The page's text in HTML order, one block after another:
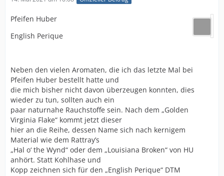
Pfeifen Huber
English Perique
Neben den vielen Aromaten, die ich das letzte Mal bei
Pfeifen Huber bestellt hatte und
die mich bisher nicht davon überzeugen konnten, dies
wieder zu tun, sollten auch ein
paar naturnahe Rauchstoffe sein. Nach dem „Golden
Virginia Flake“ kommt jetzt dieser
hier an die Reihe, dessen Name sich nach kernigem
Material wie dem Rattray’s
„Hal o‘ the Wynd“ oder dem „Louisiana Broken“ von HU
anhört. Statt Kohlhase und
Kopp zeichnen sich für den „English Perique“ DTM